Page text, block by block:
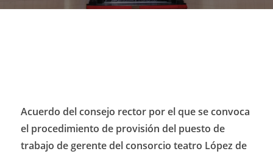
Acuerdo del consejo rector por el que se convoca
el procedimiento de provisión del puesto de
trabajo de gerente del consorcio teatro López de